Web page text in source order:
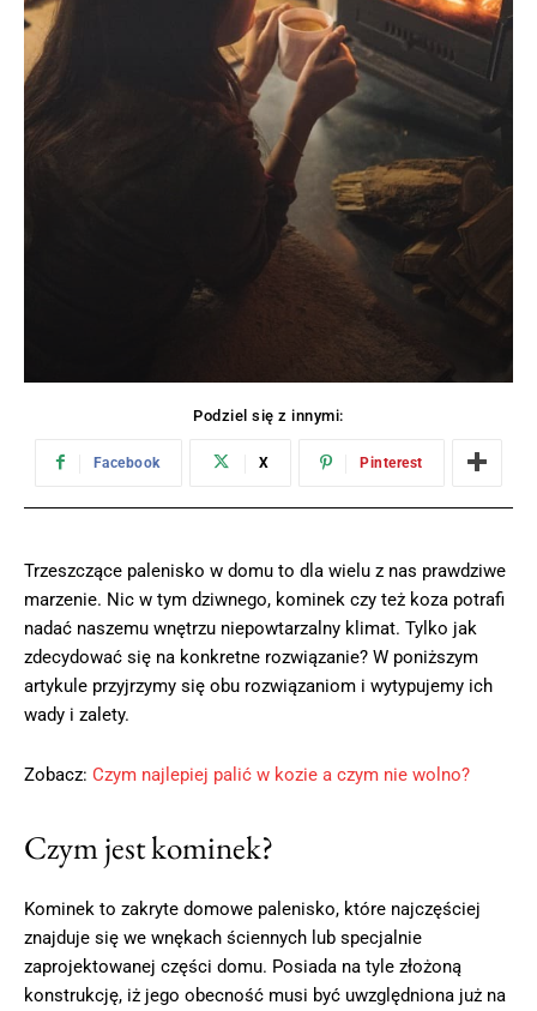
Podziel się z innymi:
Facebook X Pinterest
Trzeszczące palenisko w domu to dla wielu z nas prawdziwe
marzenie. Nic w tym dziwnego, kominek czy też koza potrafi
nadać naszemu wnętrzu niepowtarzalny klimat. Tylko jak
zdecydować się na konkretne rozwiązanie? W poniższym
artykule przyjrzymy się obu rozwiązaniom i wytypujemy ich
wady i zalety.
Zobacz: Czym najlepiej palić w kozie a czym nie wolno?
Czym jest kominek?
Kominek to zakryte domowe palenisko, które najczęściej
znajduje się we wnękach ściennych lub specjalnie
zaprojektowanej części domu. Posiada na tyle złożoną
konstrukcję, iż jego obecność musi być uwzględniona już na